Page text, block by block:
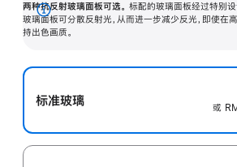
两种抗反射玻璃面板可选。 标配的玻璃面板经过特别设
玻璃面板可分散反射光，从而进一步减少反光，即使在
持出色画质。
展
开
标准玻璃
或